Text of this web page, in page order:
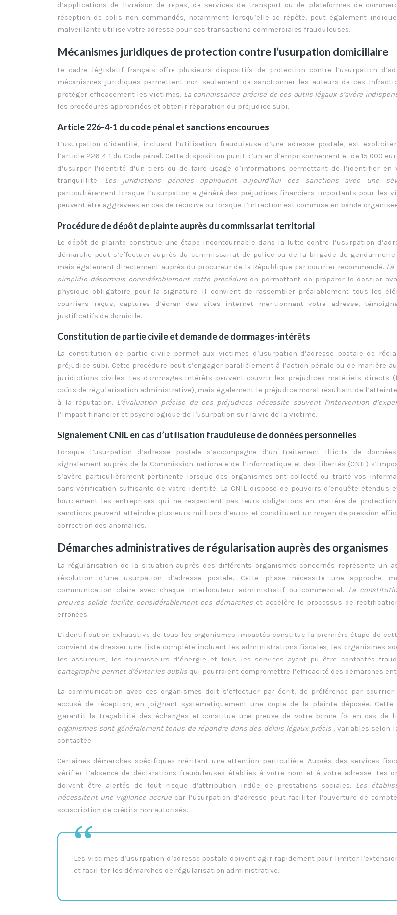
d’applications de livraison de repas, de services de transport ou de plateformes de
réception de colis non commandés, notamment lorsqu’elle se répète, peut également
malveillante utilise votre adresse pour ses transactions commerciales frauduleuses.
Mécanismes juridiques de protection contre l’usurpation domiciliaire
Le cadre législatif français offre plusieurs dispositifs de protection contre l’usurpation
mécanismes juridiques permettent non seulement de sanctionner les auteurs de ces
protéger efficacement les victimes. La connaissance précise de ces outils légaux s’avère
les procédures appropriées et obtenir réparation du préjudice subi.
Article 226-4-1 du code pénal et sanctions encourues
L’usurpation d’identité, incluant l’utilisation frauduleuse d’une adresse postale, est
l’article 226-4-1 du Code pénal. Cette disposition punit d’un an d’emprisonnement et de 15 000
d’usurper l’identité d’un tiers ou de faire usage d’informations permettant de l’identifier en
tranquillité. Les juridictions pénales appliquent aujourd’hui ces sanctions avec une
particulièrement lorsque l’usurpation a généré des préjudices financiers importants pour les
peuvent être aggravées en cas de récidive ou lorsque l’infraction est commise en bande
Procédure de dépôt de plainte auprès du commissariat territorial
Le dépôt de plainte constitue une étape incontournable dans la lutte contre l’usurpation
démarche peut s’effectuer auprès du commissariat de police ou de la brigade de
mais également directement auprès du procureur de la République par courrier recommandé. La
simplifie désormais considérablement cette procédure en permettant de préparer le dossier
physique obligatoire pour la signature. Il convient de rassembler préalablement tous les
courriers reçus, captures d’écran des sites internet mentionnant votre adresse,
justificatifs de domicile.
Constitution de partie civile et demande de dommages-intérêts
La constitution de partie civile permet aux victimes d’usurpation d’adresse postale de
préjudice subi. Cette procédure peut s’engager parallèlement à l’action pénale ou de manière
juridictions civiles. Les dommages-intérêts peuvent couvrir les préjudices matériels directs
coûts de régularisation administrative), mais également le préjudice moral résultant de
à la réputation. L’évaluation précise de ces préjudices nécessite souvent l’intervention
l’impact financier et psychologique de l’usurpation sur la vie de la victime.
Signalement CNIL en cas d’utilisation frauduleuse de données personnelles
Lorsque l’usurpation d’adresse postale s’accompagne d’un traitement illicite de
signalement auprès de la Commission nationale de l’informatique et des libertés (CNIL)
s’avère particulièrement pertinente lorsque des organismes ont collecté ou traité vos
sans vérification suffisante de votre identité. La CNIL dispose de pouvoirs d’enquête étendus
lourdement les entreprises qui ne respectent pas leurs obligations en matière de protection
sanctions peuvent atteindre plusieurs millions d’euros et constituent un moyen de pression
correction des anomalies.
Démarches administratives de régularisation auprès des organismes
La régularisation de la situation auprès des différents organismes concernés représente un
résolution d’une usurpation d’adresse postale. Cette phase nécessite une approche
communication claire avec chaque interlocuteur administratif ou commercial. La
preuves solide facilite considérablement ces démarches et accélère le processus de
erronées.
L’identification exhaustive de tous les organismes impactés constitue la première étape de
convient de dresser une liste complète incluant les administrations fiscales, les organismes
les assureurs, les fournisseurs d’énergie et tous les services ayant pu être contactés
cartographie permet d’éviter les oublis qui pourraient compromettre l’efficacité des démarches
La communication avec ces organismes doit s’effectuer par écrit, de préférence par courrier
accusé de réception, en joignant systématiquement une copie de la plainte déposée. Cette
garantit la traçabilité des échanges et constitue une preuve de votre bonne foi en cas de
organismes sont généralement tenus de répondre dans des délais légaux précis , variables selon
contactée.
Certaines démarches spécifiques méritent une attention particulière. Auprès des services
vérifier l’absence de déclarations frauduleuses établies à votre nom et à votre adresse. Les
doivent être alertés de tout risque d’attribution indûe de prestations sociales. Les
nécessitent une vigilance accrue car l’usurpation d’adresse peut faciliter l’ouverture de
souscription de crédits non autorisés.
Les victimes d’usurpation d’adresse postale doivent agir rapidement pour limiter
et faciliter les démarches de régularisation administrative.